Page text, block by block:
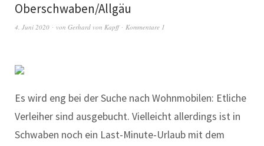
Oberschwaben/Allgäu
4. Juni 2020 von Gerhard von Kapff Kommentare 1
Es wird eng bei der Suche nach Wohnmobilen: Etliche
Verleiher sind ausgebucht. Vielleicht allerdings ist in
Schwaben noch ein Last-Minute-Urlaub mit dem